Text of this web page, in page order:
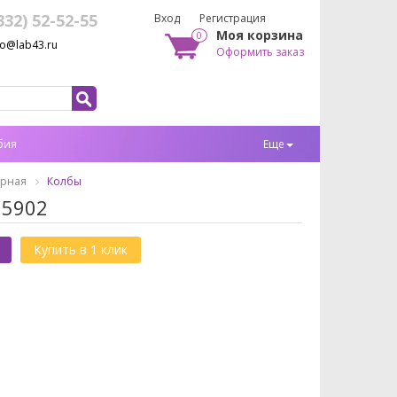
52-52-55 Вход Регистрация
0 Моя корзина
Оформить заказ
Еще
Колбы
Купить в 1 клик